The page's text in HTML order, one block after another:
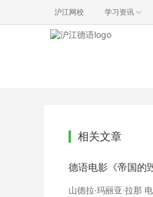
沪江网校 学习资讯
相关文章
德语电影《帝国的
山德拉·玛丽亚·拉那 电影类型: 剧情/传记